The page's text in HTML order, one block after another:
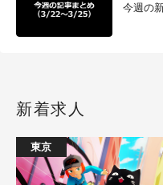
今週の
新着求人
東京